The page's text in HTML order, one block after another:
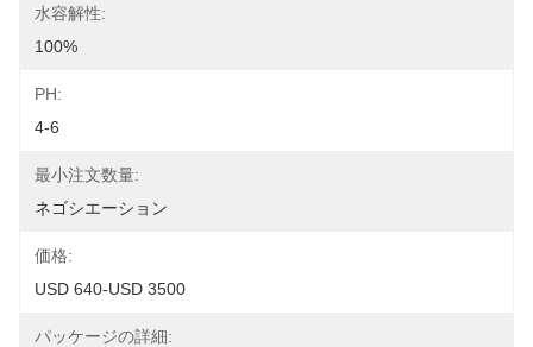
水容解性:
100%
PH:
4-6
最小注文数量:
ネゴシエーション
価格:
USD 640-USD 3500
パッケージの詳細: